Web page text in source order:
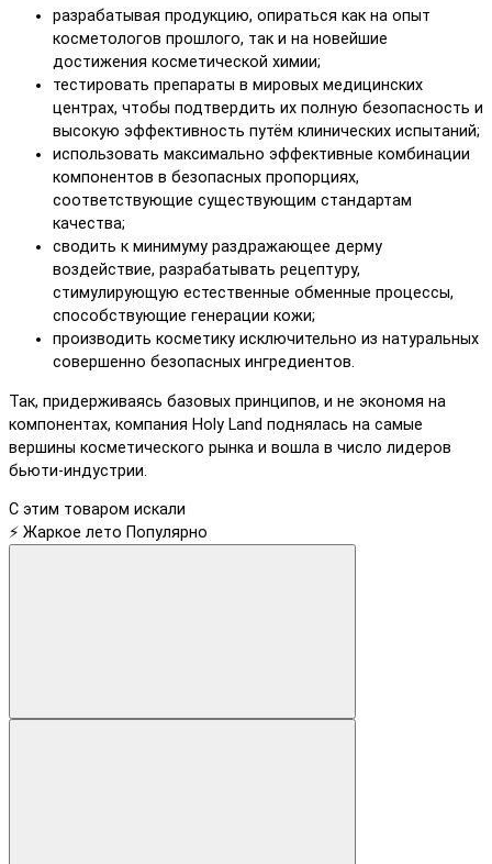
разрабатывая продукцию, опираться как на опыт
косметологов прошлого, так и на новейшие
достижения косметической химии;
тестировать препараты в мировых медицинских
центрах, чтобы подтвердить их полную безопасность и
высокую эффективность путём клинических испытаний;
использовать максимально эффективные комбинации
компонентов в безопасных пропорциях,
соответствующие существующим стандартам
качества;
сводить к минимуму раздражающее дерму
воздействие, разрабатывать рецептуру,
стимулирующую естественные обменные процессы,
способствующие генерации кожи;
производить косметику исключительно из натуральных
совершенно безопасных ингредиентов.
Так, придерживаясь базовых принципов, и не экономя на
компонентах, компания Holy Land поднялась на самые
вершины косметического рынка и вошла в число лидеров
бьюти-индустрии.
С этим товаром искали
⚡ Жаркое лето Популярно